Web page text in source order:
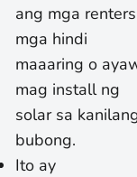
ang mga
mga hindi
maaaring o
mag install ng
solar sa
bubong.
Ito ay